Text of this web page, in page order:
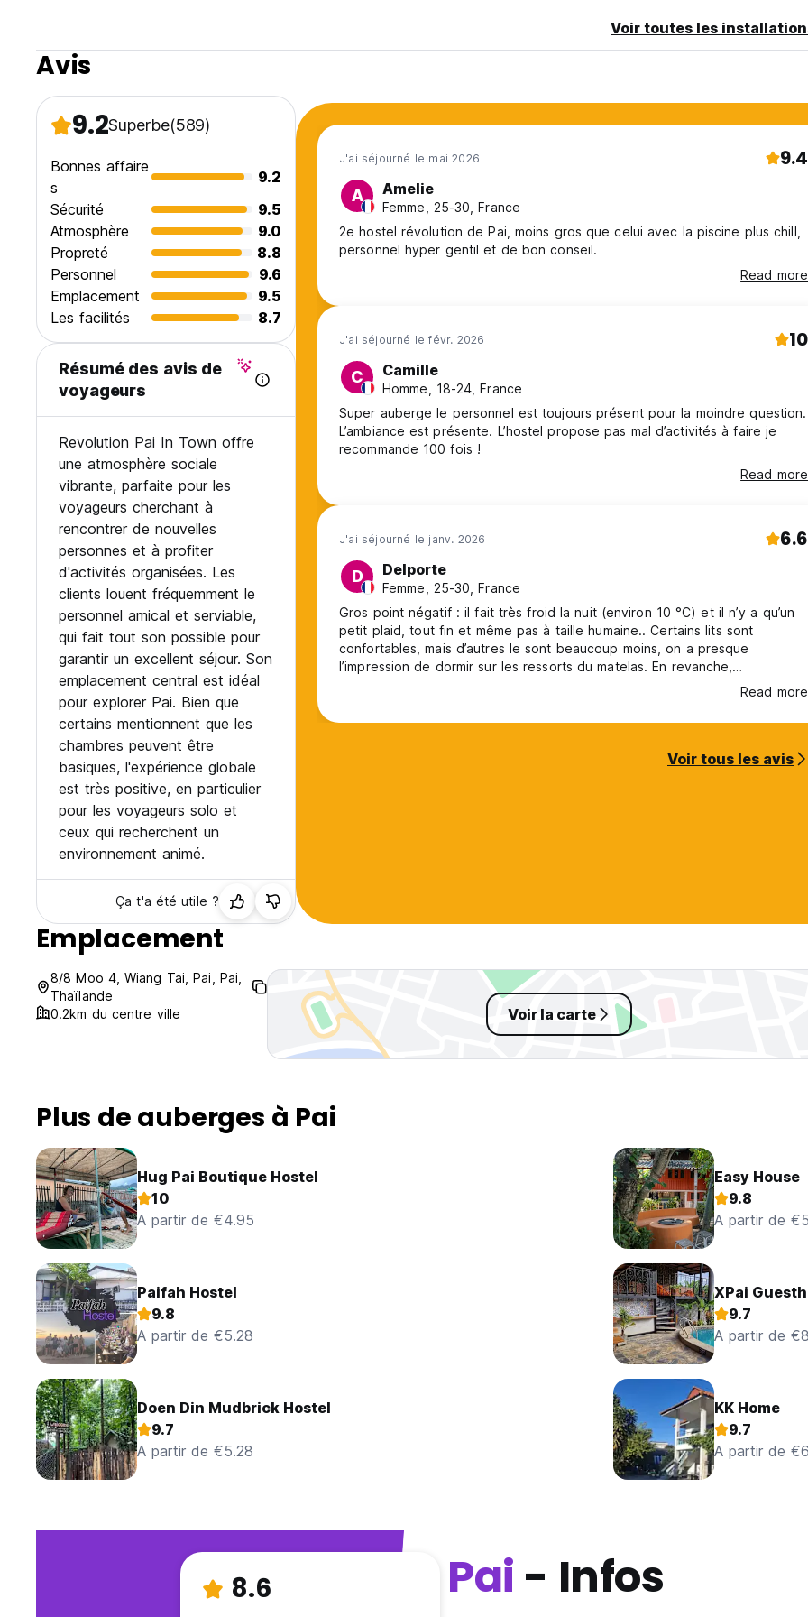
Voir toutes les
Avis
9.2Superbe(589)
Bonnes affaire
s
9.2
Sécurité
9.5
Atmosphère
9.0
Propreté
8.8
Personnel
9.6
Emplacement
9.5
Les facilités
8.7
Résumé des avis de
voyageurs
Revolution Pai In Town offre
une atmosphère sociale
vibrante, parfaite pour les
voyageurs cherchant à
rencontrer de nouvelles
personnes et à profiter
d'activités organisées. Les
clients louent fréquemment le
personnel amical et serviable,
qui fait tout son possible pour
garantir un excellent séjour. Son
emplacement central est idéal
pour explorer Pai. Bien que
certains mentionnent que les
chambres peuvent être
basiques, l'expérience globale
est très positive, en particulier
pour les voyageurs solo et
ceux qui recherchent un
environnement animé.
Ça t'a été utile ?
J'ai séjourné le mai 2026 9.4
A Amelie
Femme, 25-30, France
2e hostel révolution de Pai, moins gros que celui avec la piscine plus chill,
personnel hyper gentil et de bon conseil.
Read more
J'ai séjourné le févr. 2026 10
C Camille
Homme, 18-24, France
Super auberge le personnel est toujours présent pour la moindre question.
L’ambiance est présente. L’hostel propose pas mal d’activités à faire je
recommande 100 fois !
Read more
J'ai séjourné le janv. 2026 6.6
D Delporte
Femme, 25-30, France
Gros point négatif : il fait très froid la nuit (environ 10 °C) et il n’y a qu’un
petit plaid, tout fin et même pas à taille humaine.. Certains lits sont
confortables, mais d’autres le sont beaucoup moins, on a presque
l’impression de dormir sur les ressorts du matelas. En revanche,
Read more
Voir tous les avis
Emplacement
8/8 Moo 4, Wiang Tai, Pai, Pai,
Thaïlande
0.2km du centre ville
Voir la carte
Plus de auberges à Pai
Hug Pai Boutique Hostel
10
A partir de €4.95
Easy House
9.8
A partir de
Paifah Hostel
9.8
A partir de €5.28
XPai
9.7
A partir de
Doen Din Mudbrick Hostel
9.7
A partir de €5.28
KK Home
9.7
A partir de
8.6 Pai - Infos